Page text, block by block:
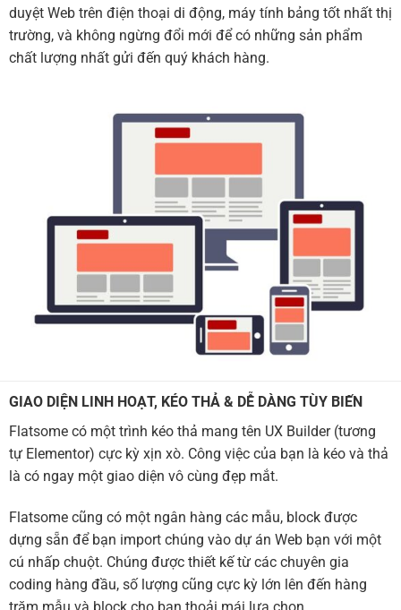
duyệt Web trên điện thoại di động, máy tính bảng tốt nhất thị
trường, và không ngừng đổi mới để có những sản phẩm
chất lượng nhất gửi đến quý khách hàng.
GIAO DIỆN LINH HOẠT, KÉO THẢ & DỄ DÀNG TÙY BIẾN
Flatsome có một trình kéo thả mang tên UX Builder (tương
tự Elementor) cực kỳ xịn xò. Công việc của bạn là kéo và thả
là có ngay một giao diện vô cùng đẹp mắt.
Flatsome cũng có một ngân hàng các mẫu, block được
dựng sẵn để bạn import chúng vào dự án Web bạn với một
cú nhấp chuột. Chúng được thiết kế từ các chuyên gia
coding hàng đầu, số lượng cũng cực kỳ lớn lên đến hàng
trăm mẫu và block cho bạn thoải mái lựa chọn.